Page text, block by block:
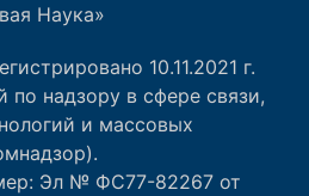
Наука»
10.11.2021 г.
надзору в сфере связи,
и массовых
Эл № ФС77-82267 от